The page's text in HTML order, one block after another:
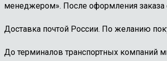
менеджером». После оформления заказа
Доставка почтой России. По желанию
До терминалов транспортных